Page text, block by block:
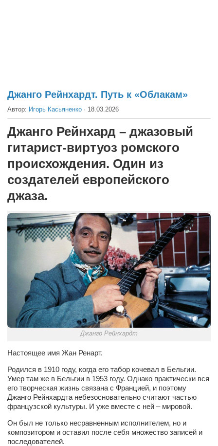
Выборы
Опросы
Экология
Сам себе доктор
Активный отдых
Арт-менеджеры
Лариса Ильченко
Орест Коваль
Тамара Кубракова
Елена Мельник
Вера Паненко
Семён Салатенко
Сергей Шепилов
Валентин Бурый
Джанго Рейнхардт. Путь к «Облакам»
Автор: Игорь Касьяненко · 18.03.2026
Джанго Рейнхард – джазовый
гитарист-виртуоз ромского
происхождения. Один из
создателей европейского
джаза.
Джанго Рейнхардт
Настоящее имя Жан Ренарт.
Родился в 1910 году, когда его табор кочевал в Бельгии.
Умер там же в Бельгии в 1953 году. Однако практически вся
его творческая жизнь связана с Францией, и поэтому
Джанго Рейнхардта небезосновательно считают частью
французской культуры. И уже вместе с ней – мировой.
Он был не только несравненным исполнителем, но и
композитором и оставил после себя множество записей и
последователей.